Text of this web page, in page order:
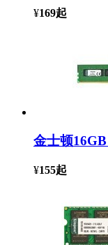
¥169起
金士顿
¥155起